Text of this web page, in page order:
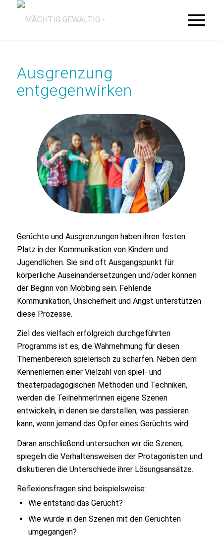
Ausgrenzung
entgegenwirken
Gerüchte und Ausgrenzungen haben ihren festen
Platz in der Kommunikation von Kindern und
Jugendlichen. Sie sind oft Ausgangspunkt für
körperliche Auseinandersetzungen und/oder können
der Beginn von Mobbing sein. Fehlende
Kommunikation, Unsicherheit und Angst unterstützen
diese Prozesse.
Ziel des vielfach erfolgreich durchgeführten
Programms ist es, die Wahrnehmung für diesen
Themenbereich spielerisch zu schärfen. Neben dem
Kennenlernen einer Vielzahl von spiel- und
theaterpädagogischen Methoden und Techniken,
werden die TeilnehmerInnen eigene Szenen
entwickeln, in denen sie darstellen, was passieren
kann, wenn jemand das Opfer eines Gerüchts wird.
Daran anschließend untersuchen wir die Szenen,
spiegeln die Verhaltensweisen der Protagonisten und
diskutieren die Unterschiede ihrer Lösungsansätze.
Reflexionsfragen sind beispielsweise:
Wie entstand das Gerücht?
Wie wurde in den Szenen mit den Gerüchten
umgegangen?